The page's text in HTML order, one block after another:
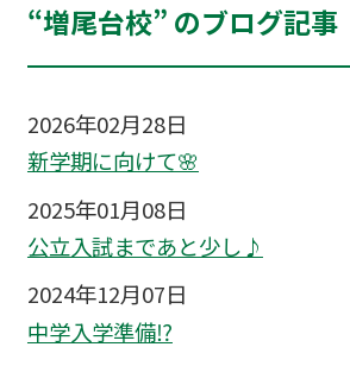
“増尾台校” のブログ記事
2026年02月28日
新学期に向けて🌸
2025年01月08日
公立入試まであと少し♪
2024年12月07日
中学入学準備⁉